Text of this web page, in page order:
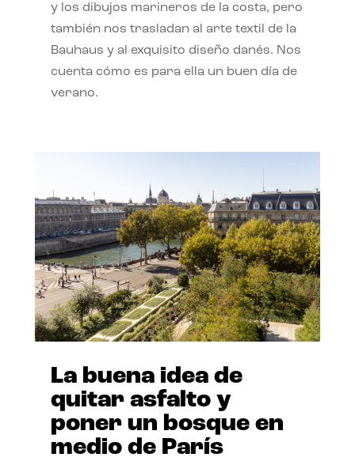
y los dibujos marineros de la costa, pero
también nos trasladan al arte textil de la
Bauhaus y al exquisito diseño danés. Nos
cuenta cómo es para ella un buen día de
verano.
La buena idea de
quitar asfalto y
poner un bosque en
medio de París